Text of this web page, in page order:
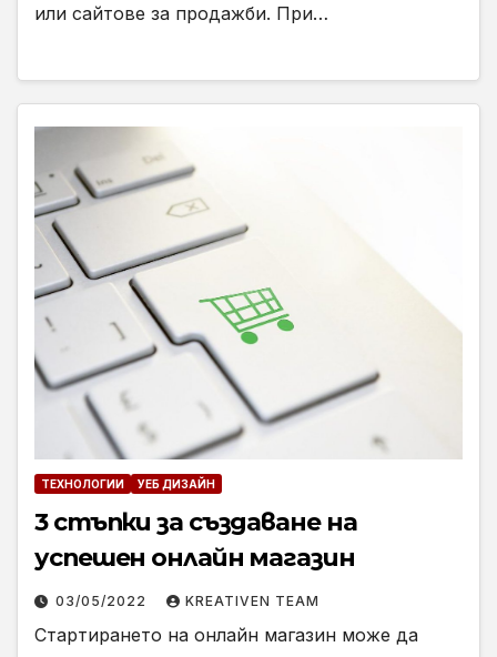
или сайтове за продажби. При…
ТЕХНОЛОГИИ УЕБ ДИЗАЙН
3 стъпки за създаване на
успешен онлайн магазин
03/05/2022 KREATIVEN TEAM
Стартирането на онлайн магазин може да